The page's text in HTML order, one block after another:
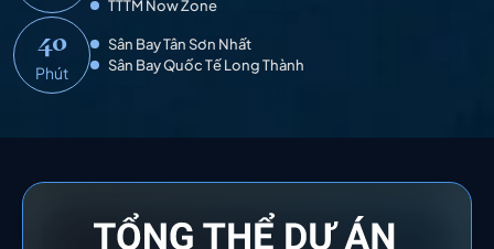
TTTM Now Zone
40
Phút
Sân Bay Tân Sơn Nhất
Sân Bay Quốc Tế Long Thành